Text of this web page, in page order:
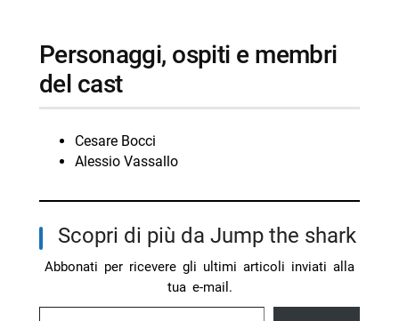
personaggi, ospiti e membri
del cast
Cesare Bocci
Alessio Vassallo
Scopri di più da Jump the shark
Abbonati per ricevere gli ultimi articoli inviati alla
tua e-mail.
Digita la tua e-mail...